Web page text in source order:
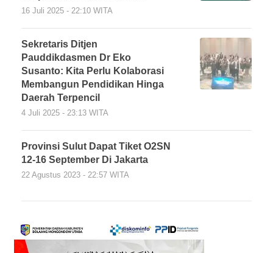
16 Juli 2025 - 22:10 WITA
Sekretaris Ditjen
Pauddikdasmen Dr Eko
Susanto: Kita Perlu Kolaborasi
Membangun Pendidikan Hinga
Daerah Terpencil
4 Juli 2025 - 23:13 WITA
Provinsi Sulut Dapat Tiket O2SN
12-16 September Di Jakarta
22 Agustus 2023 - 22:57 WITA